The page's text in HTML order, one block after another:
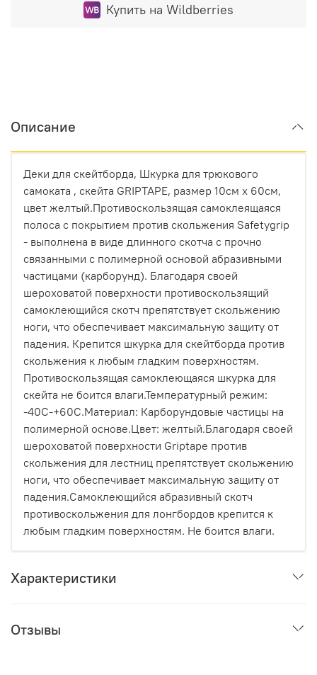
Купить на Wildberries
Описание
Деки для скейтборда, Шкурка для трюкового
самоката , скейта GRIPTAPE, размер 10см х 60см,
цвет желтый.Противоскользящая самоклеящаяся
полоса с покрытием против скольжения Safetygrip
- выполнена в виде длинного скотча с прочно
связанными с полимерной основой абразивными
частицами (карборунд). Благодаря своей
шероховатой поверхности противоскользящий
самоклеющийся скотч препятствует скольжению
ноги, что обеспечивает максимальную защиту от
падения. Крепится шкурка для скейтборда против
скольжения к любым гладким поверхностям.
Противоскользящая самоклеющаяся шкурка для
скейта не боится влаги.Температурный режим:
-40С-+60С.Материал: Карборундовые частицы на
полимерной основе.Цвет: желтый.Благодаря своей
шероховатой поверхности Griptape против
скольжения для лестниц препятствует скольжению
ноги, что обеспечивает максимальную защиту от
падения.Самоклеющийся абразивный скотч
противоскольжения для лонгбордов крепится к
любым гладким поверхностям. Не боится влаги.
Характеристики
Отзывы